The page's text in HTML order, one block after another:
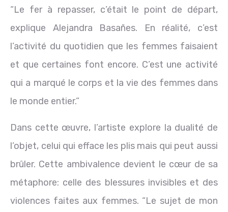
“Le fer à repasser, c’était le point de départ,
explique Alejandra Basañes. En réalité, c’est
l’activité du quotidien que les femmes faisaient
et que certaines font encore. C’est une activité
qui a marqué le corps et la vie des femmes dans
le monde entier.”
Dans cette œuvre, l’artiste explore la dualité de
l’objet, celui qui efface les plis mais qui peut aussi
brûler. Cette ambivalence devient le cœur de sa
métaphore: celle des blessures invisibles et des
violences faites aux femmes. “Le sujet de mon